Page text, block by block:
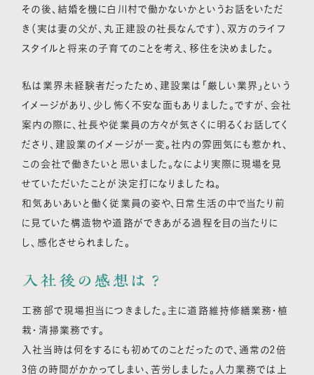
その後、結婚を機に白川村で働かないかというお話をいただ
き（実は妻の父が、丸正建設の社長なんです）、双方のライフ
スタイルと将来の子育てのことを考え、移住を決めました。
私は業界未経験者だったため、建設業は「厳しい業界」という
イメージがあり、少し怖く不安な面もありました。ですが、会社
案内の際に、社長や従業員の方々が気さくに明るくお話してく
ださり、建設業のイメージが一変。社内の雰囲気にも惹かれ、
この会社で働きたいと思いました。なにより実際に現場を見
せていただいたことが決定打になりましたね。
和気あいあいと働く従業員の姿や、日常生活の中で当たり前
に見ていた構造物や道路ができあがる過程を目の当たりに
し、感化させられました。
入社後の感想は？
工務部で現場担当につきました。主に道路維持修繕業務・植
栽・清掃業務です。
入社当時は何をするにも初めてのことだったので、通常の2倍
3倍の時間がかかってしまい、苦労しました。人力業務では上